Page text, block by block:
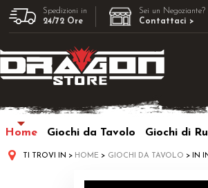
Spedizioni in
24/72 Ore
Sei un Negoziante?
Contattaci >
Home Giochi da Tavolo Giochi di
TI TROVI IN HOME GIOCHI DA TAVOLO IN